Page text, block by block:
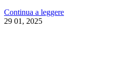
Continua a leggere
29 01, 2025